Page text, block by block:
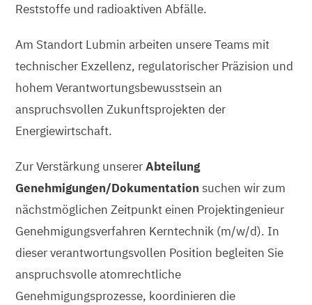
Reststoffe und radioaktiven Abfälle.
Am Standort Lubmin arbeiten unsere Teams mit
technischer Exzellenz, regulatorischer Präzision und
hohem Verantwortungsbewusstsein an
anspruchsvollen Zukunftsprojekten der
Energiewirtschaft.
Zur Verstärkung unsererAbteilung
Genehmigungen/Dokumentation suchen wir zum
nächstmöglichen Zeitpunkt einen Projektingenieur
Genehmigungsverfahren Kerntechnik (m/w/d). In
dieser verantwortungsvollen Position begleiten Sie
anspruchsvolle atomrechtliche
Genehmigungsprozesse, koordinieren die